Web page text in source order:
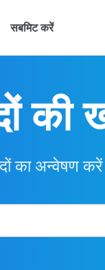
सबमिट करें
का अन्वेषण